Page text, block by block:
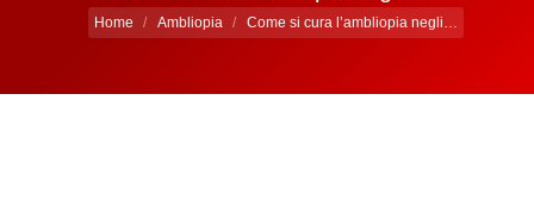
Tu sei qui:
Home Ambliopia Come si cura l’ambliopia negli…